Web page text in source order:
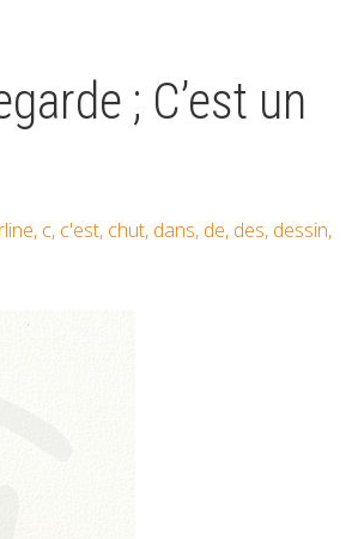
; C’est un
, c, c'est, chut, dans, de, des, dessin,